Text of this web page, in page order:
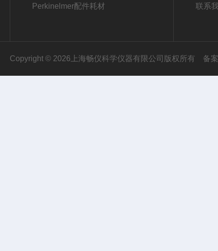
Perkinelmer配件耗材 联系
Copyright © 2026上海畅仪科学仪器有限公司版权所有 备